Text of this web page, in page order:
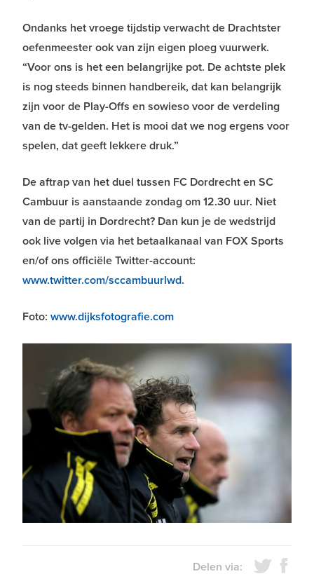
Ondanks het vroege tijdstip verwacht de Drachtster
oefenmeester ook van zijn eigen ploeg vuurwerk.
“Voor ons is het een belangrijke pot. De achtste plek
is nog steeds binnen handbereik, dat kan belangrijk
zijn voor de Play-Offs en sowieso voor de verdeling
van de tv-gelden. Het is mooi dat we nog ergens voor
spelen, dat geeft lekkere druk.”
De aftrap van het duel tussen FC Dordrecht en SC
Cambuur is aanstaande zondag om 12.30 uur. Niet
van de partij in Dordrecht? Dan kun je de wedstrijd
ook live volgen via het betaalkanaal van FOX Sports
en/of ons officiële Twitter-account:
www.twitter.com/sccambuurlwd.
Foto: www.dijksfotografie.com
Delen via: